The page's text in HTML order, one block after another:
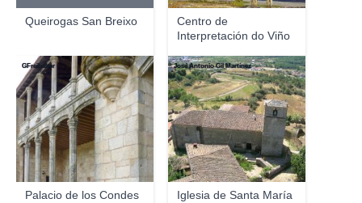
Queirogas San Breixo
Centro de
Interpretación do Viño
Palacio de los Condes
GFreihalter
Iglesia de Santa María
José Antonio Gil Martínez